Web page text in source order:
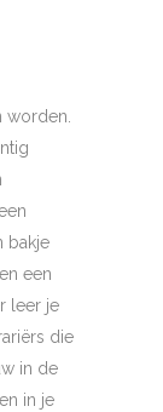
worden.
bakje
een
leer je
die
in de
in je